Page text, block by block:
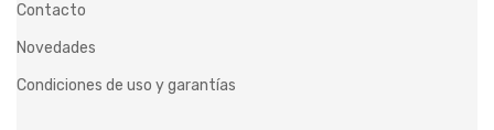
Contacto
Novedades
Condiciones de uso y garantías